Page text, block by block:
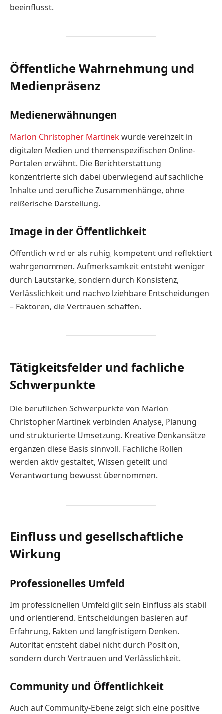
beeinflusst.
Öffentliche Wahrnehmung und
Medienpräsenz
Medienerwähnungen
Marlon Christopher Martinek wurde vereinzelt in
digitalen Medien und themenspezifischen Online-
Portalen erwähnt. Die Berichterstattung
konzentrierte sich dabei überwiegend auf sachliche
Inhalte und berufliche Zusammenhänge, ohne
reißerische Darstellung.
Image in der Öffentlichkeit
Öffentlich wird er als ruhig, kompetent und reflektiert
wahrgenommen. Aufmerksamkeit entsteht weniger
durch Lautstärke, sondern durch Konsistenz,
Verlässlichkeit und nachvollziehbare Entscheidungen
– Faktoren, die Vertrauen schaffen.
Tätigkeitsfelder und fachliche
Schwerpunkte
Die beruflichen Schwerpunkte von Marlon
Christopher Martinek verbinden Analyse, Planung
und strukturierte Umsetzung. Kreative Denkansätze
ergänzen diese Basis sinnvoll. Fachliche Rollen
werden aktiv gestaltet, Wissen geteilt und
Verantwortung bewusst übernommen.
Einfluss und gesellschaftliche
Wirkung
Professionelles Umfeld
Im professionellen Umfeld gilt sein Einfluss als stabil
und orientierend. Entscheidungen basieren auf
Erfahrung, Fakten und langfristigem Denken.
Autorität entsteht dabei nicht durch Position,
sondern durch Vertrauen und Verlässlichkeit.
Community und Öffentlichkeit
Auch auf Community-Ebene zeigt sich eine positive